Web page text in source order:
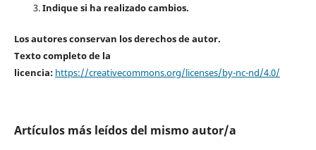
Indique si ha realizado cambios.
Los autores conservan los derechos de autor.
Texto completo de la
licencia: https://creativecommons.org/licenses/by-nc-nd/4.0/
Artículos más leídos del mismo autor/a